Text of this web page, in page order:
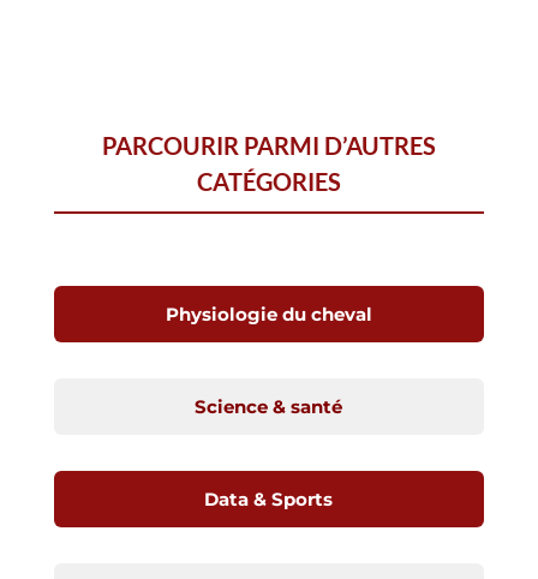
PARCOURIR PARMI D’AUTRES
CATÉGORIES
Physiologie du cheval
Science & santé
Data & Sports